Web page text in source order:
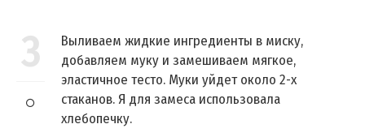
3
Выливаем жидкие ингредиенты в миску,
добавляем муку и замешиваем мягкое,
эластичное тесто. Муки уйдет около 2-х
стаканов. Я для замеса использовала
хлебопечку.